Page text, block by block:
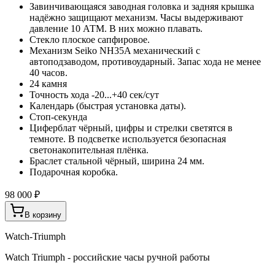
Завинчивающаяся заводная головка и задняя крышка
надёжно защищают механизм. Часы выдерживают
давление 10 АТМ. В них можно плавать.
Стекло плоское сапфировое.
Механизм Seiko NH35A механический с
автоподзаводом, противоударный. Запас хода не менее
40 часов.
24 камня
Точность хода -20...+40 сек/сут
Календарь (быстрая установка даты).
Стоп-секунда
Циферблат чёрный, цифры и стрелки светятся в
темноте. В подсветке используется безопасная
светонакопительная плёнка.
Браслет стальной чёрный, ширина 24 мм.
Подарочная коробка.
98 000 ₽
В корзину
Watch-Triumph
Watch Triumph - российские часы ручной работы